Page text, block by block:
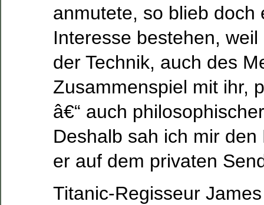
anmutete, so blieb doch
Interesse bestehen,
der Technik, auch des
Zusammenspiel mit ihr,
â€“ auch
Deshalb sah ich mir
er auf dem privaten
Titanic-Regisseur